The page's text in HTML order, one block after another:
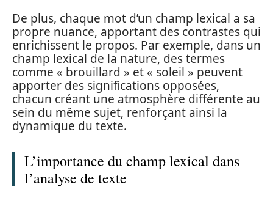
De plus, chaque mot d’un champ lexical a sa
propre nuance, apportant des contrastes qui
enrichissent le propos. Par exemple, dans un
champ lexical de la nature, des termes
comme « brouillard » et « soleil » peuvent
apporter des significations opposées,
chacun créant une atmosphère différente au
sein du même sujet, renforçant ainsi la
dynamique du texte.
L’importance du champ lexical dans
l’analyse de texte